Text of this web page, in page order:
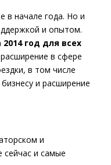
в начале года. Но и
и опытом.
2014 год для всех
в сфере
в том числе
и расширение
и
и самые